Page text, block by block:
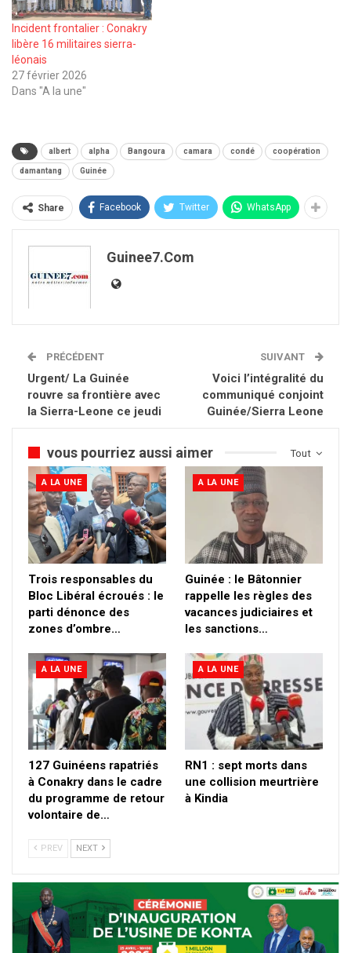
Incident frontalier : Conakry
libère 16 militaires sierra-
léonais
27 février 2026
Dans "A la une"
albert alpha Bangoura camara condé coopération
damantang Guinée
Share Facebook Twitter WhatsApp
Guinee7.com
PRÉCÉDENT
Urgent/ La Guinée
rouvre sa frontière avec
la Sierra-Leone ce jeudi
SUIVANT
Voici l’intégralité du
communiqué conjoint
Guinée/Sierra Leone
Tout
vous pourriez aussi aimer
A LA UNE
Trois responsables du
Bloc Libéral écroués : le
parti dénonce des
zones d’ombre…
A LA UNE
Guinée : le Bâtonnier
rappelle les règles des
vacances judiciaires et
les sanctions…
A LA UNE
127 Guinéens rapatriés
à Conakry dans le cadre
du programme de retour
volontaire de…
A LA UNE
RN1 : sept morts dans
une collision meurtrière
à Kindia
PREV NEXT